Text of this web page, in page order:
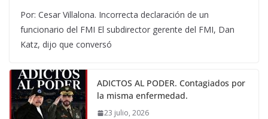
Por: Cesar Villalona. Incorrecta declaración de un
funcionario del FMI El subdirector gerente del FMI, Dan
Katz, dijo que conversó
ADICTOS AL PODER. Contagiados por
la misma enfermedad.
23 julio, 2026